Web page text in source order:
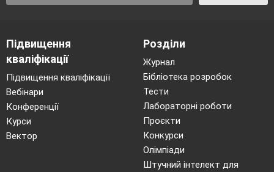
Я,букварик, вам відомий
нема часу спочивати.
Я мандрую по країнах,
І малечу, де зустріну
Грамоти одразу вчу.
*********
Е
Підвищення
кваліфікації
Підвищення кваліфікації
Вебінари
Конференції
Курси
Вектор
Розділи
Журнал
Бібліотека розробок
Тести
Лабораторні роботи
Проєкти
Конкурси
Олімпіади
Штучний інтелект для